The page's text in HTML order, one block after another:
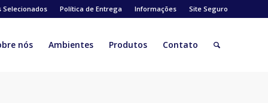
Selecionados Política de Entrega Informações Site Seguro
nós Ambientes Produtos Contato